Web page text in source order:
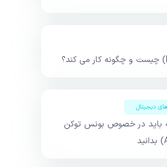
دیجیتال
باید در خصوص بونس توکن